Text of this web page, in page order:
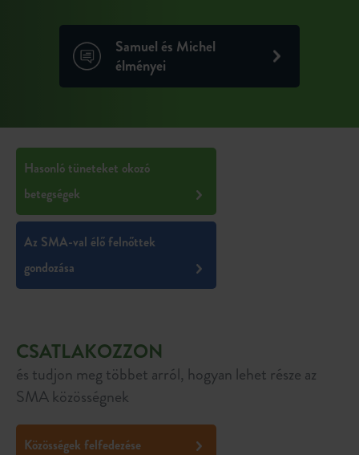
Samuel és Michel
élményei
Hasonló tüneteket okozó
betegségek
Az SMA-val élő felnőttek
gondozása
CSATLAKOZZON
és tudjon meg többet arról, hogyan lehet része az
SMA közösségnek
Közösségek felfedezése